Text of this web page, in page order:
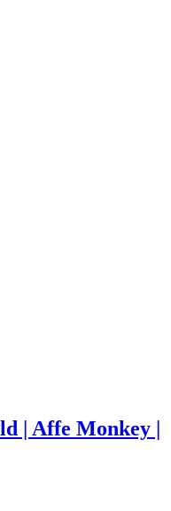
| Affe Monkey |